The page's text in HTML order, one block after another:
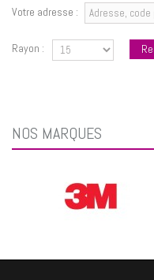
Votre adresse :
Rayon :
NOS MARQUES